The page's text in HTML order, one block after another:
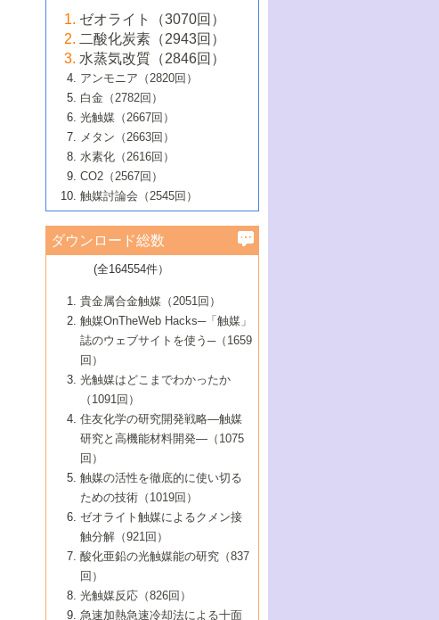
大学：オンライン・対面開催）
6号 メタン転換技術の最新動向
B号 第125回触媒討論会（2020年・工学
院大学）
5号 固体触媒による含窒素有機化合物変
換の最前線
6号 貴金属使用量低減に向けた自動車排
ガス浄化触媒の開発
B号 第123回触媒討論会（2019年・大阪
B号 第121回触媒討論会（2018年・東京
大学）
5号 水素のふるまいを解き明かす最先端
研究
6号 低級アルカンの有効利用のための触
媒技術
B号 第119回触媒討論会（2017年・首都
大学東京）
媒技術
3号 触媒研究の最先端～とびたて若き研究
者たち～（1）
4号 触媒研究の最先端～とびたて若き研究
者たち～（2）
5号 触媒研究の最先端～とびたて若き研究
者たち～（3）
6号 イオニクス材料と燃料電池・電解合成
の最新の研究動向
B号 第117回触媒討論会（2016年・大阪府
立大学）
2号 石油精製用触媒の最近の進展
3号 固体酸化物形燃料電池（SOFC）におけ
るアノード触媒上での燃料直接改質技術
4号 コアシェル構造の制御による触媒機能
5号 工業触媒およびその周辺技術の最近の
進歩
6号 ナノシート
B号 第115回触媒討論会（2015年・成蹊大
2号 光触媒反応機構に関する最新の研究動
向
開発動向
4号 人工光合成に向けた近年のアプローチ
5号 未利用熱エネルギーの有効活用に貢献
する触媒技術
6号 ポリオキソメタレート
B号 第113回触媒討論会（2014年・ロワジ
ールホテル豊橋）
1号 高耐久性燃料電池システム用触媒にお
ける新展開
2号 リビングラジカル重合の最近の動向
3号 天然ガスの化学工業的展開に関する触
媒技術
4号 貴金属触媒の精密構造制御とその活用
5号 バイオマス化成品製造のための固体触
6号 ナノ空間─吸着状態解析から新機能開拓
B号 第111回触媒討論会（2013年・関西大
▼54巻（2012年）
1号 規則性多孔体の利用技術における最近
の進歩
2号 第109回触媒討論会
3号 貴金属低減技術の最新動向
4号 貴金属代替技術の最新動向
5号 光触媒による物質変換反応の新展開
6号 グラフェン
7号 水素を利用する化成品合成の新潮流
▼53巻（2011年）
1号 金属学から見る合金触媒の新展開
2号 第107回触媒討論会
3号 触媒のその場観察法の進歩（１）
4号 触媒のその場観察法の進歩（２）
5号 不活性結合の触媒的活性化による有機
合成
6号 新しい固体酸触媒技術
7号 ゼオライト合成における最近の進歩
▼52巻（2010年）
1号 触媒の劣化対策と長寿命触媒開発
2号 第105回触媒討論会
3号 ナノ構造が拓く新機能
4号 活性サイトおよびその環境の精密な設
計による触媒の高機能化
5号 触媒を有効に使うための技術
7号 有機分子触媒による精密有機合成
8号 高機能化ポリオレフィンに向けた重合
触媒の最近の進展
1号 炭素材料－熱い注目を集める材料－
2号 第103回触媒討論会
3号 環境浄化用光触媒の現状と課題
4号 水素社会の実現に向けた水素製造・貯
蔵技術の進歩
5号 CO2が関わる触媒・材料
7号 持続可能社会実現のための触媒および
触媒関連技術
▼50巻（2008年）
1号 触媒化学と学会のこの10年，半世紀，
そして未来
2号 第101回触媒討論会
4号 錯体を利用したユニークな表面構造の
構築と機能
5号 若手会員による触媒研究の未来展望1：
企業編
6号 第102回触媒討論会
7号 触媒・化学反応における計算化学の進
8号 若手研究者による触媒研究の未来展望
2：大学・研究所編
▼49巻（2007年）
1号 含フッ素化合物の合成と触媒
2号 第99回触媒討論会
3号 実用的ファインケミカル合成プロセス
を実現する触媒
5号 こんな物質，あんな物質―新たな触媒
の可能性―
7号 『結晶の化学』を活かした触媒研究
8号 イオン液体の応用
▼48巻（2006年）
1号 固体酸触媒の最近の進歩
2号 第97回触媒討論会
3号 リビング重合触媒の最近の展開
5号 水素製造・貯蔵のための触媒技術の新
しい展開
6号 第98回触媒討論会
7号 基礎化学品製造の触媒技術
8号 多機能型リアクター
1号 最近の触媒担体とその効果
2号 第95回触媒討論会
4号 水分解用光触媒材料
5号 時間分解分光の進歩と応用
6号 第96回触媒討論会
8号 超臨界流体を用いた化学プロセスの新
▼46巻（2004年）
1号 部分酸化反応触媒の最前線
2号 第93回触媒討論会
3号 特殊エネルギー場の触媒反応
4号 生体内における金属の触媒作用
5号 ファインケミカルズの展開に寄与する
6号 第94回触媒討論会
7号 サブナノレベルでみた新しい表面現象
8号 オレフィン重合触媒の新たな展
▼45巻（2003年）
1号 なぜこの触媒が良いのか？
2号 第91回触媒討論会
3号 最近の自動車排ガス処理技術
4号 触媒研究の現状と将来─第90回触媒討論
5号 基礎化学品製造の触媒技術
6号 第92回触媒討論会
7号 基礎化学品製造の触媒技術
8号 資源の循環と触媒技術
▼44巻（2002年）
1号 高次制御された触媒の化学
2号 第89回触媒討論会
3号 触媒を利用した電気化学の新展開
4号 ナノ材料の調製と機能化
5号 こんな触媒が欲しい
6号 第90回触媒討論会
7号 触媒研究と学術雑誌/情報
8号 若い世代からみた触媒化学の現状と未
▼43巻（2001年）
1号 グリーンケミストリーと触媒
2号 第87回触媒討論会特集号
3号 生体触媒とバイオプロセス
4号 水素製造・利用の触媒化学
5号 触媒研究における新しい切り口：コン
ビナトリアルケミストリー
6号 第88回触媒討論会特集号
7号 企業における触媒研究のブレークスル
8号 この材料を触媒として使ってみません
▼42巻（2000年）
1号 触媒反応工学の明日を拓く
2号 第85回触媒討論会
3号 反応ダイナミクス
5号 触媒のおもしろさをどのように伝える
6号 第86回触媒討論会
7号 水素化精製触媒の新しい展開
8号 新しい反応性と機能性を目指した金属
クラスタ-化学
▼41巻（1999年）
1号 孔、穴、あな?-特異な空間とその利用-
2号 第83回触媒討論会
3号 均一系触媒反応最前線
4号 実用炭素材料の新展開
5号 研究の方法論を考える
7号 機能性金属材料と触媒
8号 触媒研究へのNMRの応用と展望
▼40巻（1998年）
進展と21世紀への提言/創立40周年記念・触
媒学会この10年の歩みとこれから/創立40周
2号 第81回触媒討論会
3号 計算機触媒化学へのさそい
4号 触媒劣化の制御と予測
5号 最新の実用プロセスと触媒
6号 第82回触媒討論会
1号 均一系と不均一系触媒反応-その特徴と
接点
2号 第79回触媒討論会
3号 最新NO除去触媒の実用化研究
4号 新しい反応場を目指した触媒調製
5号 反応・分離技術の新しい展開
6号 第80回触媒討論会
▼38巻（1996年）
1号 触媒の構造と触媒作用/C1化学を中心と
する21世紀への触媒
3号 オリンピックメダル:金・銀・銅はどん
な触媒作用を示すか
4号 触媒作用における機能の複合化
▼37巻（1995年）
1号 ファインケミカルズと固体触媒
2号 第75回触媒討論会
3号 希土類を利用した触媒
4号 触媒とリサイクル
5号 エネルギー変換触媒
▼36巻（1994年）
1号 電気化学と触媒
2号 第73回触媒討論会
3号 C4化学の展開
4号 《通常号》
▼35巻（1993年）
1号 工業触媒開発マニュアル―探索から工
業化まで
2号 第71回触媒討論会
▼34巻（1992年）
1号 インパクトを与えたこの研究
2号 第69回触媒討論会
▼33巻（1991年）
1号 触媒プロセス開発マニュアル―探索か
▼32巻（1990年）
ゼオライト（3070回）
二酸化炭素（2943回）
水蒸気改質（2846回）
アンモニア（2820回）
白金（2782回）
光触媒（2667回）
メタン（2663回）
水素化（2616回）
CO2（2567回）
触媒討論会（2545回）
ダウンロード総数
(全164554件）
貴金属合金触媒（2051回）
触媒OnTheWeb Hacks─「触媒」
誌のウェブサイトを使う─（1659
回）
光触媒はどこまでわかったか
（1091回）
住友化学の研究開発戦略―触媒
研究と高機能材料開発―（1075
回）
触媒の活性を徹底的に使い切る
ための技術（1019回）
ゼオライト触媒によるクメン接
触分解（921回）
酸化亜鉛の光触媒能の研究（837
回）
光触媒反応（826回）
急速加熱急速冷却法による十面